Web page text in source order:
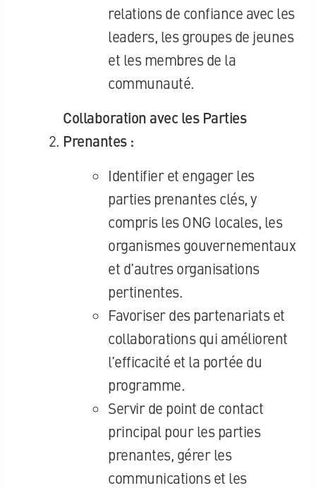
relations de confiance avec les
leaders, les groupes de jeunes
et les membres de la
communauté.
Collaboration avec les Parties
Prenantes :
Identifier et engager les
parties prenantes clés, y
compris les ONG locales, les
organismes gouvernementaux
et d’autres organisations
pertinentes.
Favoriser des partenariats et
collaborations qui améliorent
l’efficacité et la portée du
programme.
Servir de point de contact
principal pour les parties
prenantes, gérer les
communications et les